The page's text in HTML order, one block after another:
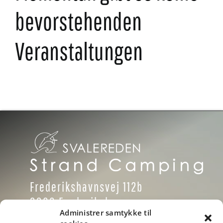
Administrer samtykke til
bevorstehenden
Veranstaltungen
Frederikshavnsvej 112b
9900 Frederikshavn
Danmark